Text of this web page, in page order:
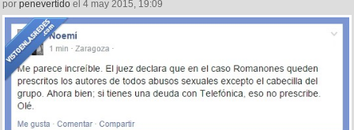
por penevertido el 4 may 2015, 19:09